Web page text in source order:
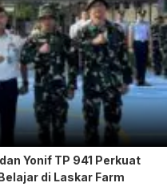
Yonif TP 941 Perkuat
di Laskar Farm